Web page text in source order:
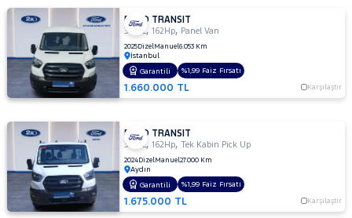
VAN
2.2
350
MF
350
MF
350ED
KAMYONET
350L
KAMYONET
410 L
MINIBUS
FORD TRANSIT
350 L,162Hp, Panel Van
2025DizelManuel6.053 Km
İstanbul
1.660.000 TL Karşılaştır
Garantili %1,99 Faiz Fırsatı
FORD TRANSIT
350 L,162Hp,Tek Kabin Pick Up
2024DizelManuel27.000 Km
Aydın
1.675.000 TL Karşılaştır
Garantili %1,99 Faiz Fırsatı